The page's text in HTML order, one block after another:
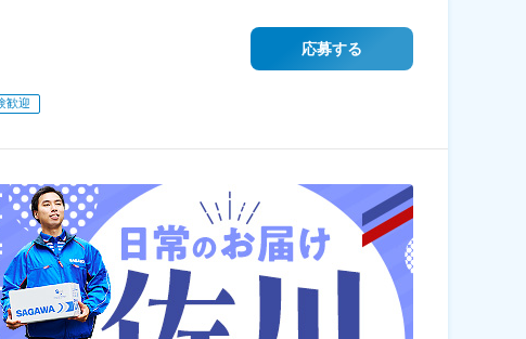
歓迎
応募する